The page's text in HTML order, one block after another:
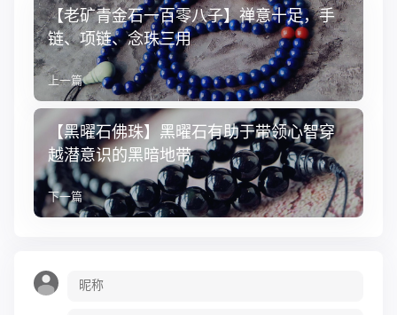
【老矿青金石一百零八子】禅意十足，手
链、项链、念珠三用
上一篇
【黑曜石佛珠】黑曜石有助于带领心智穿
越潜意识的黑暗地带
下一篇